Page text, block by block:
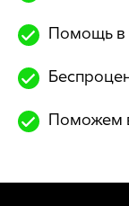
Помощь в
Поможем